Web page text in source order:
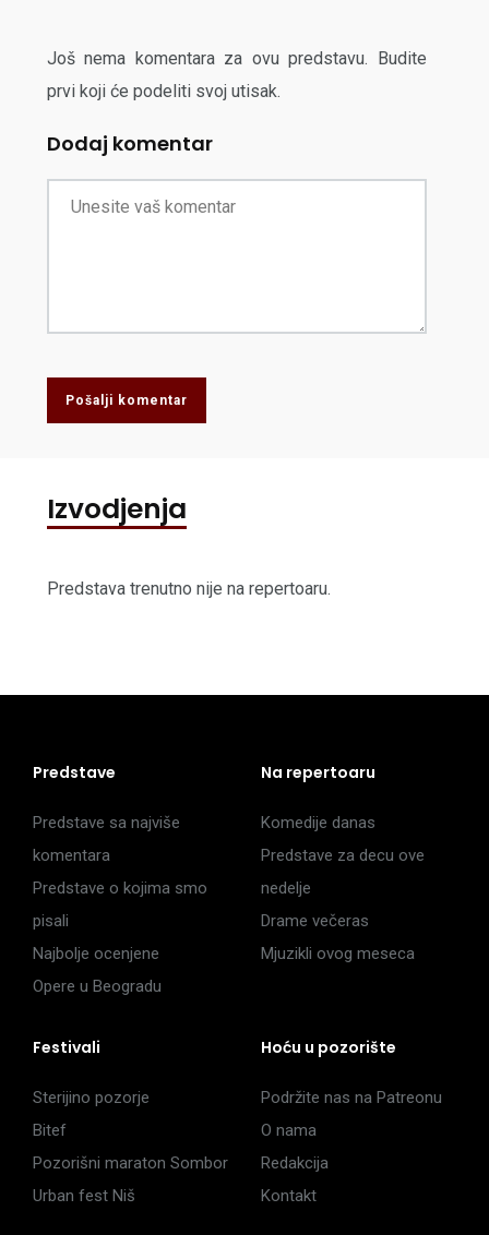
Još nema komentara za ovu predstavu. Budite
prvi koji će podeliti svoj utisak.
Dodaj komentar
Pošalji komentar
Izvodjenja
Predstava trenutno nije na repertoaru.
Predstave
Predstave sa najviše
komentara
Predstave o kojima smo
pisali
Najbolje ocenjene
Opere u Beogradu
Na repertoaru
Komedije danas
Predstave za decu ove
nedelje
Drame večeras
Mjuzikli ovog meseca
Festivali
Sterijino pozorje
Bitef
Pozorišni maraton Sombor
Urban fest Niš
Hoću u pozorište
Podržite nas na Patreonu
O nama
Redakcija
Kontakt